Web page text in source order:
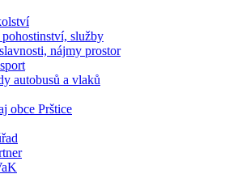
služby
nájmy prostor
autobusů a vlaků
obce Prštice